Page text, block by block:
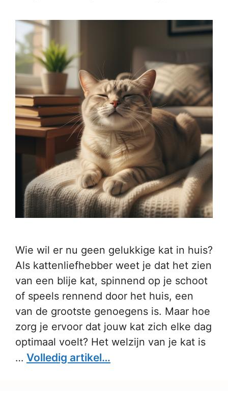
Wie wil er nu geen gelukkige kat in huis?
Als kattenliefhebber weet je dat het zien
van een blije kat, spinnend op je schoot
of speels rennend door het huis, een
van de grootste genoegens is. Maar hoe
zorg je ervoor dat jouw kat zich elke dag
optimaal voelt? Het welzijn van je kat is
… Volledig artikel…